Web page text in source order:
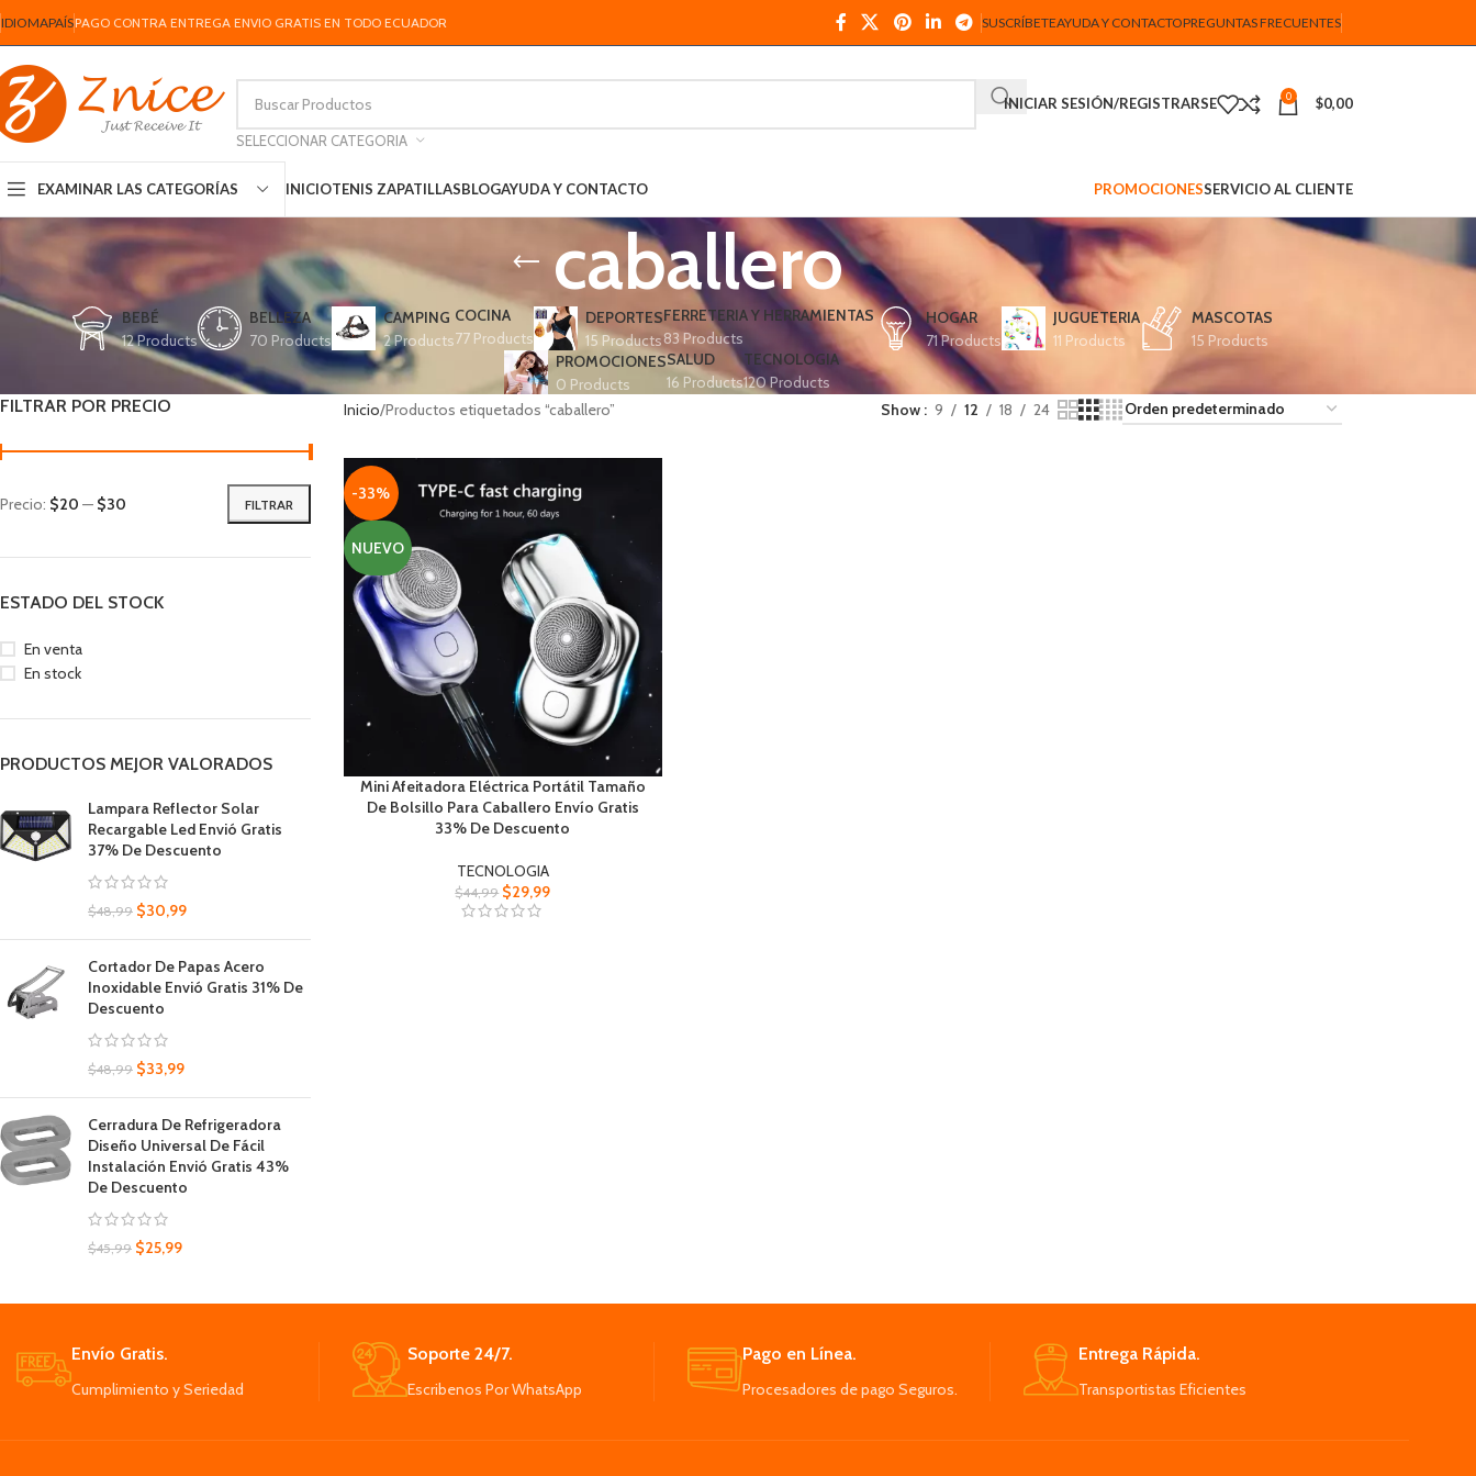
IDIOMAPAÍSPAGO CONTRA ENTREGA ENVIO GRATIS EN TODO ECUADOR SUSCRÍBETEAYUDA Y CONTACTOPREGUNTAS FRECUENTES
SELECCIONAR CATEGORIA
INICIAR SESIÓN/REGISTRARSE 0 $0,00
EXAMINAR LAS CATEGORÍAS INICIOTENIS ZAPATILLASBLOGAYUDA Y CONTACTO PROMOCIONESSERVICIO AL CLIENTE
caballero
BEBÉ
12 Products
BELLEZA
70 Products
CAMPING
2 Products
COCINA
77 Products
DEPORTES
15 Products
FERRETERIA Y HERRAMIENTAS
83 Products
HOGAR
71 Products
JUGUETERIA
11 Products
MASCOTAS
15 Products
PROMOCIONES
0 Products
SALUD
16 Products
TECNOLOGIA
120 Products
FILTRAR POR PRECIO
FILTRAR
Precio: $20 — $30
ESTADO DEL STOCK
En venta
En stock
PRODUCTOS MEJOR VALORADOS
Lampara Reflector Solar
Recargable Led Envió Gratis
37% De Descuento
$48,99 $30,99
Cortador De Papas Acero
Inoxidable Envió Gratis 31% De
Descuento
$48,99 $33,99
Cerradura De Refrigeradora
Diseño Universal De Fácil
Instalación Envió Gratis 43%
De Descuento
$45,99 $25,99
Inicio Productos etiquetados “caballero” Show 9 12 18 24
-33%
NUEVO
Mini Afeitadora Eléctrica Portátil Tamaño
De Bolsillo Para Caballero Envío Gratis
33% De Descuento
TECNOLOGIA
$44,99 $29,99
Envío Gratis.
Cumplimiento y Seriedad
Soporte 24/7.
Escribenos Por WhatsApp
Pago en Línea.
Procesadores de pago Seguros.
Entrega Rápida.
Transportistas Eficientes